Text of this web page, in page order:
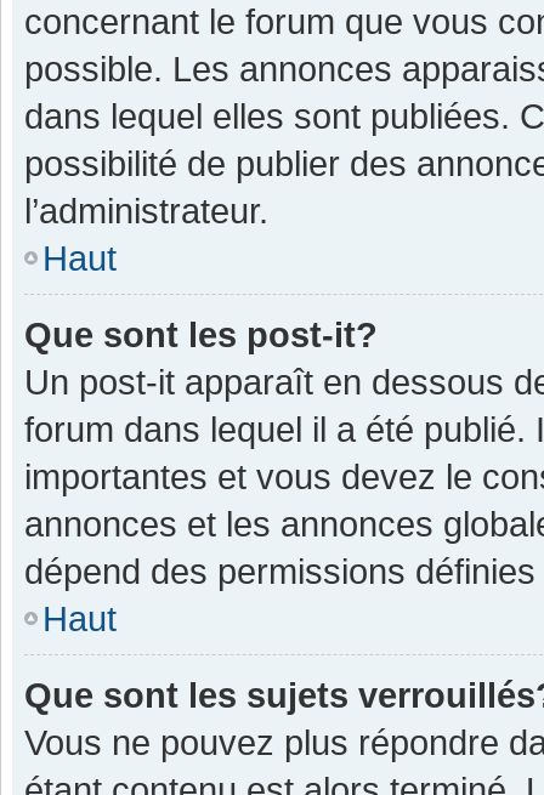
concernant le forum que vous
possible. Les annonces
dans lequel elles sont publiées.
possibilité de publier des
l’administrateur.
Haut
Que sont les post-it?
Un post-it apparaît en dessous
forum dans lequel il a été
importantes et vous devez le
annonces et les annonces
dépend des permissions définies
Haut
Que sont les sujets
Vous ne pouvez plus répondre